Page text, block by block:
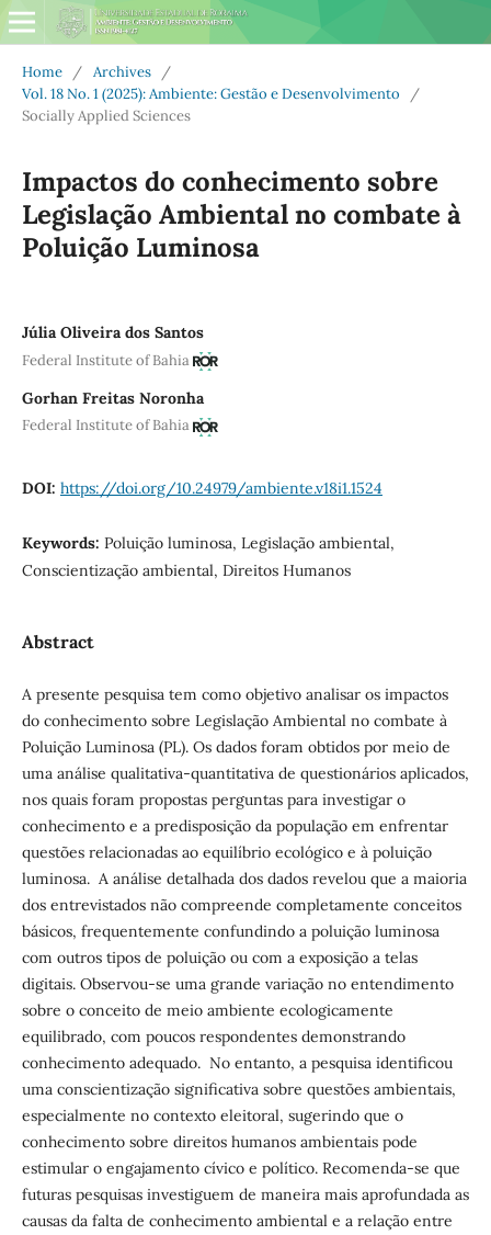
Home / Archives
/
Vol. 18 No. 1 (2025): Ambiente: Gestão e Desenvolvimento
/
Socially Applied Sciences
Impactos do conhecimento sobre
Legislação Ambiental no combate à
Poluição Luminosa
Júlia Oliveira dos Santos
Federal Institute of Bahia
Gorhan Freitas Noronha
Federal Institute of Bahia
DOI: https://doi.org/10.24979/ambiente.v18i1.1524
Keywords: Poluição luminosa, Legislação ambiental,
Conscientização ambiental, Direitos Humanos
Abstract
A presente pesquisa tem como objetivo analisar os impactos
do conhecimento sobre Legislação Ambiental no combate à
Poluição Luminosa (PL). Os dados foram obtidos por meio de
uma análise qualitativa-quantitativa de questionários aplicados,
nos quais foram propostas perguntas para investigar o
conhecimento e a predisposição da população em enfrentar
questões relacionadas ao equilíbrio ecológico e à poluição
luminosa. A análise detalhada dos dados revelou que a maioria
dos entrevistados não compreende completamente conceitos
básicos, frequentemente confundindo a poluição luminosa
com outros tipos de poluição ou com a exposição a telas
digitais. Observou-se uma grande variação no entendimento
sobre o conceito de meio ambiente ecologicamente
equilibrado, com poucos respondentes demonstrando
conhecimento adequado. No entanto, a pesquisa identificou
uma conscientização significativa sobre questões ambientais,
especialmente no contexto eleitoral, sugerindo que o
conhecimento sobre direitos humanos ambientais pode
estimular o engajamento cívico e político. Recomenda-se que
futuras pesquisas investiguem de maneira mais aprofundada as
causas da falta de conhecimento ambiental e a relação entre